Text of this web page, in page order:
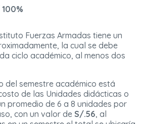
Fuerzas Armadas tiene un
la cual se debe
ciclo académico, al menos dos
del semestre académico está
de las Unidades didácticas o
promedio de 6 a 8 unidades por
con un valor de S/.56, al